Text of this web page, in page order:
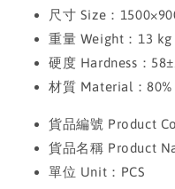
尺寸 Size：
重量 Weight：13 kg
硬度 Hardness：
材質 Material：80%
貨品編號 Product
貨品名稱 Product
單位 Unit：PCS